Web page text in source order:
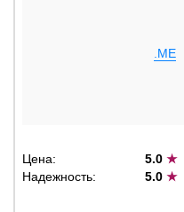
.ME
Цена: 5.0★
Надежность:
5.0★